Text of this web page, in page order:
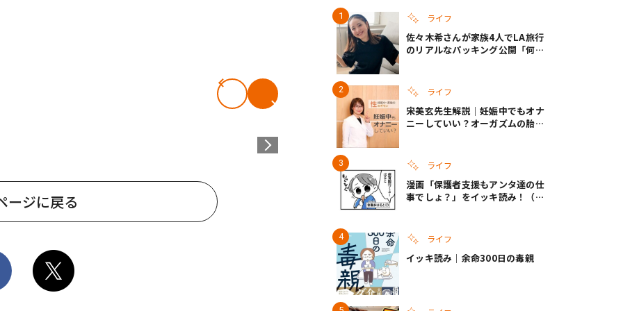
ージに戻る
ライフ
佐々木希さんが家族4人でLA旅行
のリアルなパッキング公開「何が
ライフ
宋美玄先生解説｜妊娠中でもオナ
ニーしていい？オーガズムの胎児
ライフ
漫画「保護者支援もアンタ達の仕
事でしょ？」をイッキ読み！（右
ライフ
イッキ読み｜余命300日の毒親